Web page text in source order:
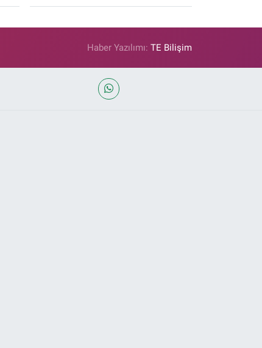
Haber Yazılımı:TE Bilişim